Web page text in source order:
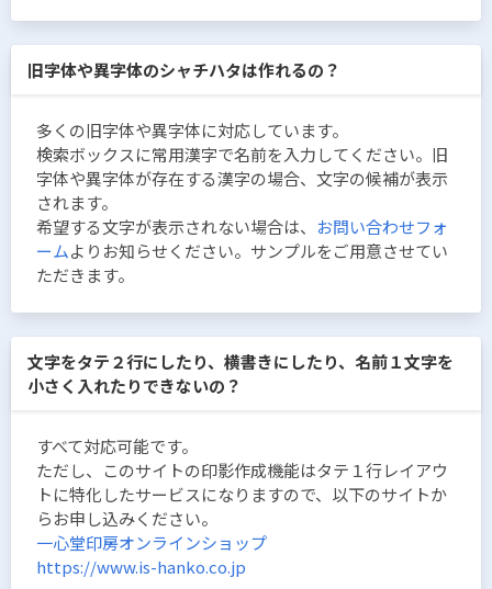
旧字体や異字体のシャチハタは作れるの？
多くの旧字体や異字体に対応しています。
検索ボックスに常用漢字で名前を入力してください。旧
字体や異字体が存在する漢字の場合、文字の候補が表示
されます。
希望する文字が表示されない場合は、 お問い合わせフォ
ームよりお知らせください。サンプルをご用意させてい
ただきます。
文字をタテ２行にしたり、横書きにしたり、名前１文字を
小さく入れたりできないの？
すべて対応可能です。
ただし、このサイトの印影作成機能はタテ１行レイアウ
トに特化したサービスになりますので、以下のサイトか
らお申し込みください。
一心堂印房オンラインショップ
https://www.is-hanko.co.jp